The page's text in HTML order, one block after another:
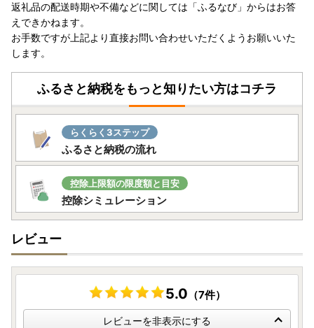
★ふるまど★ 複数自治体のワンストップ特例をスマホでま
とめて申請ができるサービスです！リンク先をご確認くださ
い。
返礼品の配送時期や不備などに関しては「ふるなび」からはお答
えできかねます。
お手数ですが上記より直接お問い合わせいただくようお願いいた
します。
ふるさと納税をもっと知りたい方はコチラ
らくらく3ステップ
ふるさと納税の流れ
控除上限額の限度額と目安
控除シミュレーション
レビュー
5.0 （7件）
レビューを非表示にする